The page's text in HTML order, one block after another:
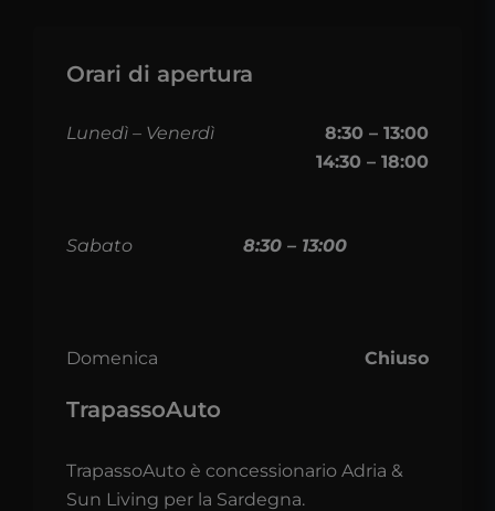
Orari di apertura
Lunedì – Venerdì
8:30 – 13:00
14:30 – 18:00
Sabato 8:30 – 13:00
Domenica Chiuso
TrapassoAuto
TrapassoAuto è concessionario Adria &
Sun Living per la Sardegna.